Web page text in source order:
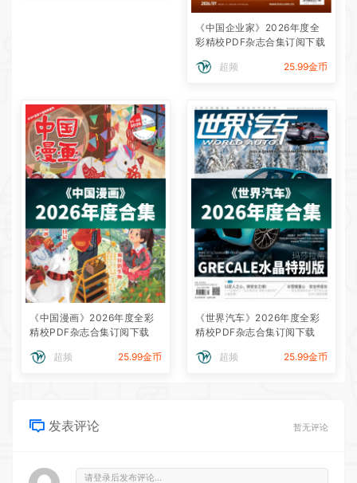
《中国企业家》2026年度全
彩精校PDF杂志合集订阅下载
超频 25.99金币
《中国漫画》2026年度全彩
精校PDF杂志合集订阅下载
超频 25.99金币
《世界汽车》2026年度全彩
精校PDF杂志合集订阅下载
超频 25.99金币
发表评论 暂无评论